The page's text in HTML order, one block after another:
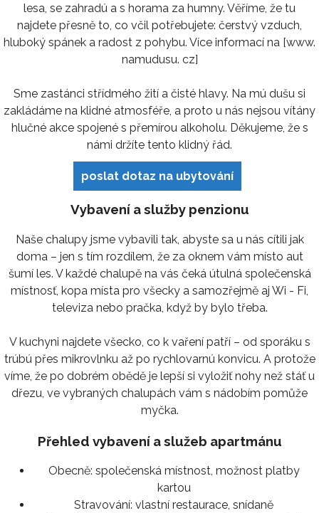
lesa, se zahradú a s horama za humny. Věříme, že tu
najdete přesně to, co včil potřebujete: čerstvý vzduch,
hluboký spánek a radost z pohybu. Více informací na [www.
namudusu. cz]
Sme zastánci střídmého žití a čisté hlavy. Na mú dušu si
zakládáme na klidné atmosféře, a proto u nás nejsou vítány
hlučné akce spojené s přemírou alkoholu. Děkujeme, že s
námi držíte tento klidný řád.
poslat dotaz na ubytování
Vybavení a služby penzionu
Naše chalupy jsme vybavili tak, abyste sa u nás cítili jak
doma – jen s tím rozdílem, že za oknem vám místo aut
šumí les. V každé chalupě na vás čeká útulná společenská
místnosť, kopa místa pro všecky a samozřejmě aj Wi - Fi,
televiza nebo pračka, když by bylo třeba.
V kuchyni najdete všecko, co k vaření patří – od sporáku s
trúbú přes mikrovlnku až po rychlovarnú konvicu. A protože
víme, že po dobrém obědě je lepší si vyložiť nohy než stáť u
dřezu, ve vybraných chalupách vám s nádobím pomůže
myčka.
Přehled vybavení a služeb apartmánu
Obecně: společenská místnost, možnost platby
kartou
Stravování: vlastní restaurace, snídaně